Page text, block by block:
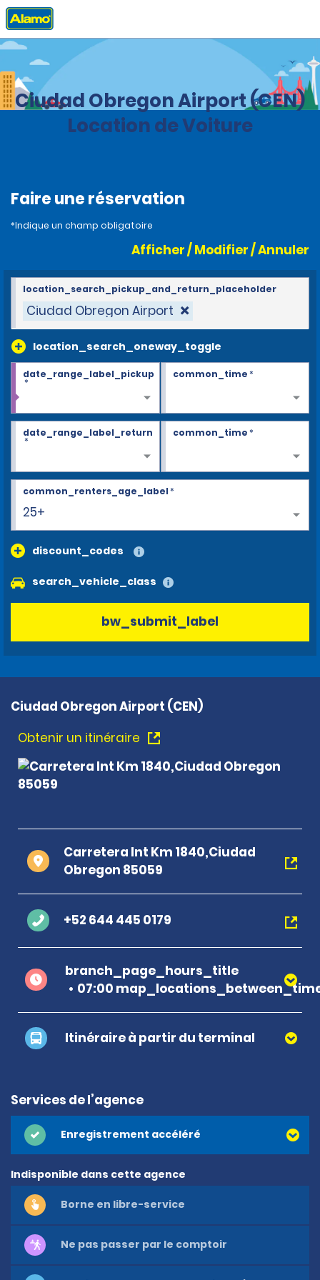
Accueil Agences
Ciudad Obregon Airport (CEN)
Location de Voiture
Faire une réservation
*Indique un champ obligatoire
Afficher / Modifier / Annuler
Ciudad Obregon Airport
location_search_oneway_toggle
location_search_pickup_and_return_placeholder
date_range_label_pickup
*
common_time*
date_range_label_return
*
common_time*
25+
common_renters_age_label*
discount_codes
search_vehicle_class
bw_submit_label
Ciudad Obregon Airport (CEN)
Obtenir un itinéraire
Carretera Int Km 1840,Ciudad
Obregon 85059
+52 644 445 0179
branch_page_hours_title
07:00
Itinéraire à partir du terminal
Services de l’agence
Enregistrement accéléré
Indisponible dans cette agence
Borne en libre-service
Ne pas passer par le comptoir